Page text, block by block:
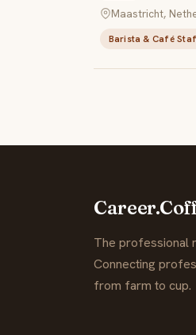
Maastricht,
Barista & Café
The professional
Connecting
from farm to cup.